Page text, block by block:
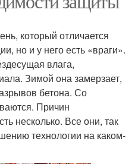
который отличается
но и у него есть «враги».
влага,
Зимой она замерзает,
бетона. Со
Причин
несколько. Все они, так
технологии на каком-